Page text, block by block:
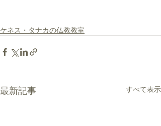
ケネス・タナカの仏教教室
最新記事 すべて表示